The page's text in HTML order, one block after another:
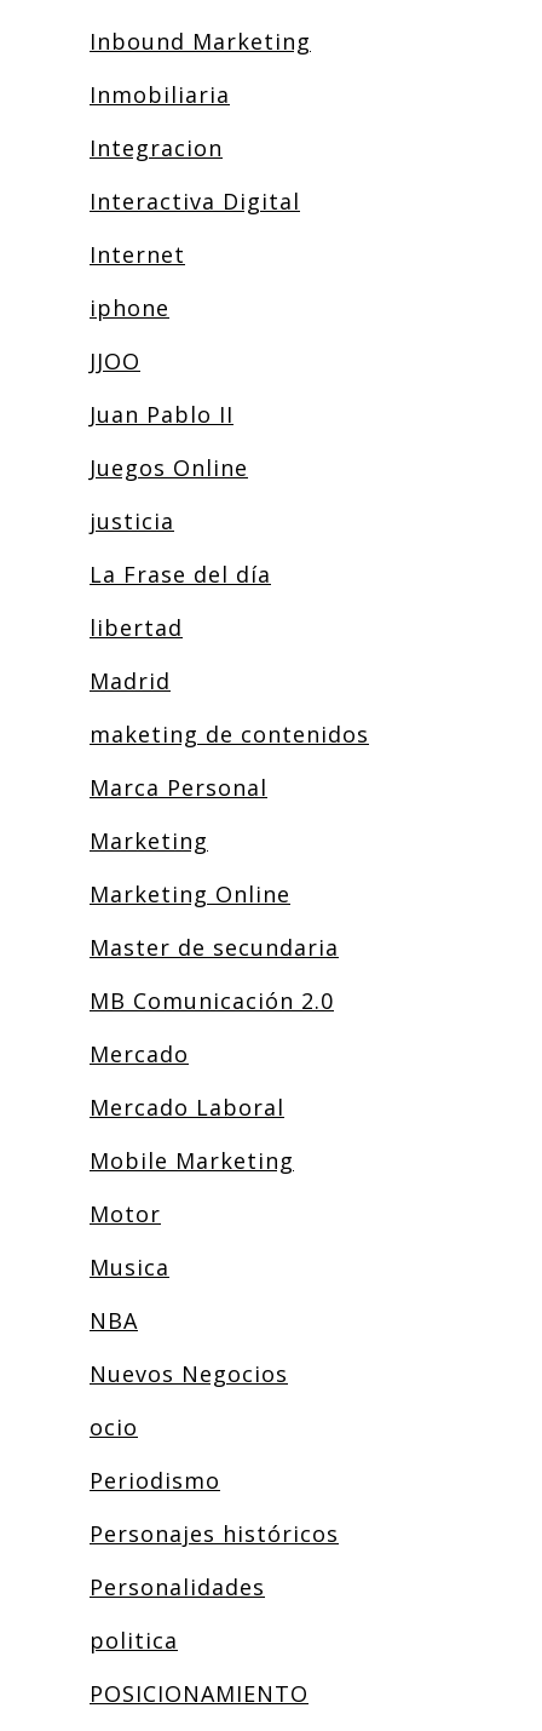
Inbound Marketing
Inmobiliaria
Integracion
Interactiva Digital
Internet
iphone
JJOO
Juan Pablo II
Juegos Online
justicia
La Frase del día
libertad
Madrid
maketing de contenidos
Marca Personal
Marketing
Marketing Online
Master de secundaria
MB Comunicación 2.0
Mercado
Mercado Laboral
Mobile Marketing
Motor
Musica
NBA
Nuevos Negocios
ocio
Periodismo
Personajes históricos
Personalidades
politica
POSICIONAMIENTO